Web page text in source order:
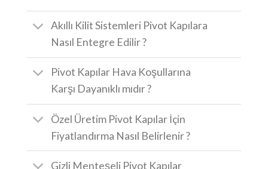
Akıllı Kilit Sistemleri Pivot Kapılara
Nasıl Entegre Edilir ?
Pivot Kapılar Hava Koşullarına
Karşı Dayanıklı mıdır ?
Özel Üretim Pivot Kapılar İçin
Fiyatlandırma Nasıl Belirlenir ?
Gizli Menteşeli Pivot Kapılar